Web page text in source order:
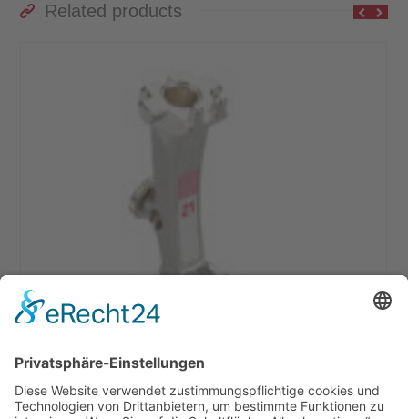
Related products